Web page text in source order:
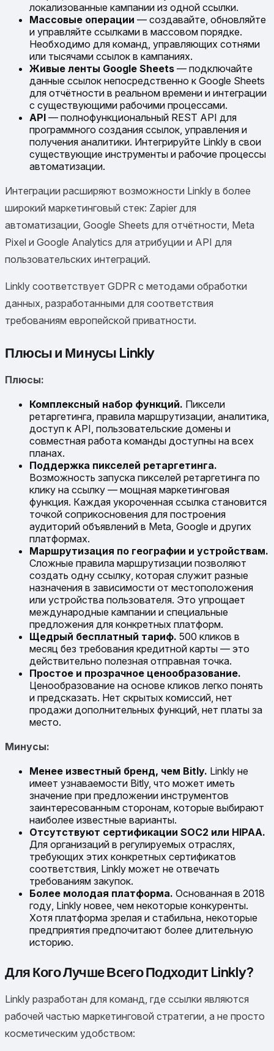
локализованные кампании из одной ссылки.
Массовые операции — создавайте, обновляйте
и управляйте ссылками в массовом порядке.
Необходимо для команд, управляющих сотнями
или тысячами ссылок в кампаниях.
Живые ленты Google Sheets — подключайте
данные ссылок непосредственно к Google Sheets
для отчётности в реальном времени и интеграции
с существующими рабочими процессами.
API — полнофункциональный REST API для
программного создания ссылок, управления и
получения аналитики. Интегрируйте Linkly в свои
существующие инструменты и рабочие процессы
автоматизации.
Интеграции расширяют возможности Linkly в более
широкий маркетинговый стек: Zapier для
автоматизации, Google Sheets для отчётности, Meta
Pixel и Google Analytics для атрибуции и API для
пользовательских интеграций.
Linkly соответствует GDPR с методами обработки
данных, разработанными для соответствия
требованиям европейской приватности.
Плюсы и Минусы Linkly
Плюсы:
Комплексный набор функций. Пиксели
ретаргетинга, правила маршрутизации, аналитика,
доступ к API, пользовательские домены и
совместная работа команды доступны на всех
планах.
Поддержка пикселей ретаргетинга.
Возможность запуска пикселей ретаргетинга по
клику на ссылку — мощная маркетинговая
функция. Каждая укороченная ссылка становится
точкой соприкосновения для построения
аудиторий объявлений в Meta, Google и других
платформах.
Маршрутизация по географии и устройствам.
Сложные правила маршрутизации позволяют
создать одну ссылку, которая служит разные
назначения в зависимости от местоположения
или устройства пользователя. Это упрощает
международные кампании и специальные
предложения для конкретных платформ.
Щедрый бесплатный тариф. 500 кликов в
месяц без требования кредитной карты — это
действительно полезная отправная точка.
Простое и прозрачное ценообразование.
Ценообразование на основе кликов легко понять
и предсказать. Нет скрытых комиссий, нет
продажи дополнительных функций, нет платы за
место.
Минусы:
Менее известный бренд, чем Bitly. Linkly не
имеет узнаваемости Bitly, что может иметь
значение при предложении инструментов
заинтересованным сторонам, которые выбирают
наиболее известные варианты.
Отсутствуют сертификации SOC2 или HIPAA.
Для организаций в регулируемых отраслях,
требующих этих конкретных сертификатов
соответствия, Linkly может не отвечать
требованиям закупок.
Более молодая платформа. Основанная в 2018
году, Linkly новее, чем некоторые конкуренты.
Хотя платформа зрелая и стабильна, некоторые
предприятия предпочитают более длительную
историю.
Для Кого Лучше Всего Подходит Linkly?
Linkly разработан для команд, где ссылки являются
рабочей частью маркетинговой стратегии, а не просто
косметическим удобством: